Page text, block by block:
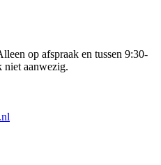
op afspraak en tussen 9:30-
niet aanwezig.